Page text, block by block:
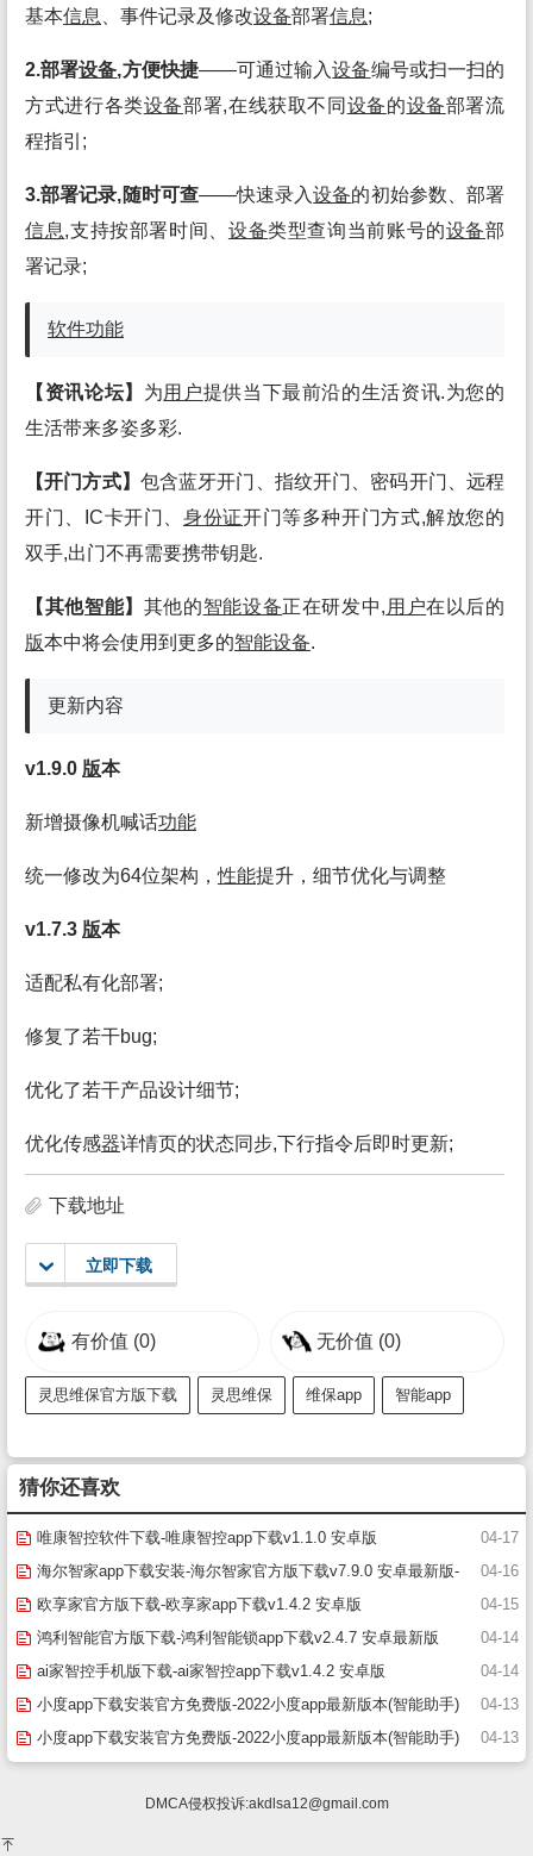
基本信息 、事件记录及修改设备部署信息;
2.部署设备,方便快捷——可通过输入设备编号或扫一扫的
方式进行各类设备部署,在线获取不同 设备的设备部署流
程指引;
3.部署记录,随时可查——快速录入设备的初始参数、部署
信息,支持按部署时间、 设备类型查询当前账号的设备部
署记录;
软件功能
【资讯论坛】 为用户提供当下最前沿的生活资讯.为您的
生活带来多姿多彩.
【开门方式】 包含蓝牙开门、指纹开门、密码开门、远程
开门、IC卡开门、 身份证开门等多种开门方式,解放您的
双手,出门不再需要携带钥匙.
【其他智能】 其他的智能设备正在研发中, 用户在以后的
版本中将会使用到更多的智能设备.
更新内容
v1.9.0 版本
新增摄像机喊话功能
统一修改为64位架构，性能提升，细节优化与调整
v1.7.3 版本
适配私有化部署;
修复了若干bug;
优化了若干产品设计细节;
优化传感器详情页的状态同步,下行指令后即时更新;
下载地址
立即下载
有价值 (0) 无价值 (0)
灵思维保官方版下载 灵思维保 维保app 智能app
猜你还喜欢
04-17
唯康智控软件下载-唯康智控app下载v1.1.0 安卓版
04-16
海尔智家app下载安装-海尔智家官方版下载v7.9.0 安卓最新版-
附二维码
04-15
欧享家官方版下载-欧享家app下载v1.4.2 安卓版
04-14
鸿利智能官方版下载-鸿利智能锁app下载v2.4.7 安卓最新版
04-14
ai家智控手机版下载-ai家智控app下载v1.4.2 安卓版
04-13
小度app下载安装官方免费版-2022小度app最新版本(智能助手)
下载v4.10.1.0 安卓版-附二维码
04-13
小度app下载安装官方免费版-2022小度app最新版本(智能助手)
DMCA侵权投诉:akdlsa12@gmail.com